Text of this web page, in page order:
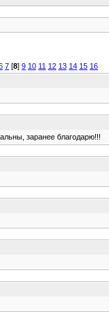
7 [8] 9 10 11 12 13 14 15 16
заранее благодарю!!!